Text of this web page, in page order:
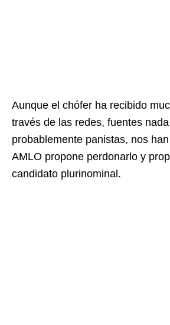
Aunque el chófer ha recibido
través de las redes, fuentes
probablemente panistas, nos
AMLO propone perdonarlo y
candidato plurinominal.